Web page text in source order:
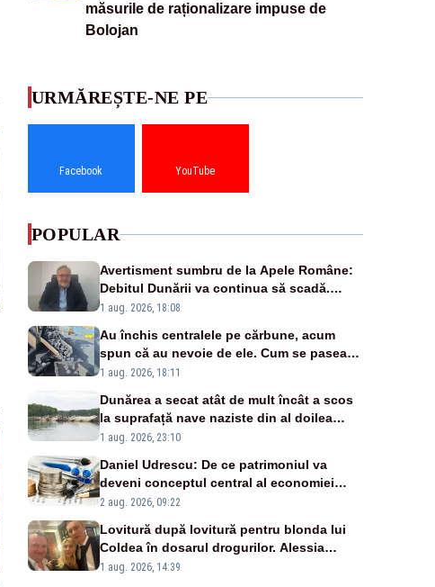
măsurile de raționalizare impuse de
Bolojan
URMĂREȘTE-NE PE
Facebook YouTube
POPULAR
Avertisment sumbru de la Apele Române:
Debitul Dunării va continua să scadă.
Cernavodă s-ar putea închide în 4 zile
1 aug. 2026, 18:08
Au închis centralele pe cărbune, acum
spun că au nevoie de ele. Cum se pasează
vina în plină criză energetică
1 aug. 2026, 18:11
Dunărea a secat atât de mult încât a scos
la suprafață nave naziste din al doilea
război mondial
1 aug. 2026, 23:10
Daniel Udrescu: De ce patrimoniul va
deveni conceptul central al economiei
viitoare?
2 aug. 2026, 09:22
Lovitură după lovitură pentru blonda lui
Coldea în dosarul drogurilor. Alessia
Păcuraru explică decizia magistraților
1 aug. 2026, 14:39